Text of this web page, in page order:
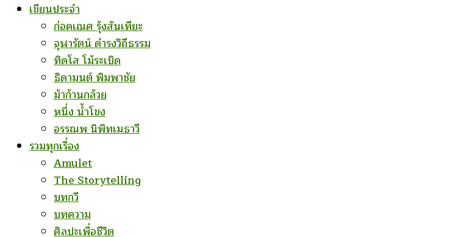
เขียนประจำ
ก่อคเณศ รุ้งสันเทียะ
จุฬารัตน์ ดำรงวิถีธรรม
ทิดโส โม้ระเบิด
ธิดามนต์ พิมพาชัย
ม้าก้านกล้วย
หนึ่ง น้ำโขง
อรรณพ นิพิทเมธาวี
รวมทุกเรื่อง
Amulet
The Storytelling
บทกวี
บทความ
ศิลปะเพื่อชีวิต